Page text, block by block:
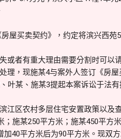
屋买卖契约》，约定将滨兴西苑
或者有重大理由需要分割时可以
理，现施某4与案外人签订《房
叶某、施某3提起本案诉讼于法有
江区农村多层住宅安置政策以及
施某250平方米；施某450平方
40平方米后为90平方米。现双